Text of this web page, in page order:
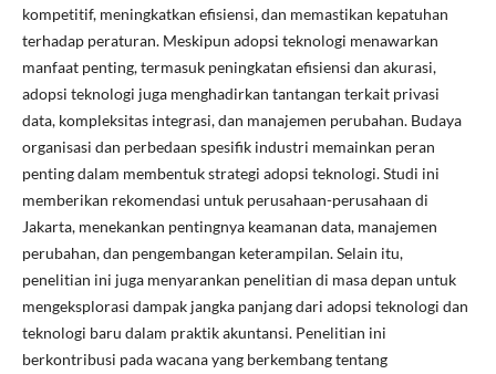
kompetitif, meningkatkan efisiensi, dan memastikan kepatuhan
terhadap peraturan. Meskipun adopsi teknologi menawarkan
manfaat penting, termasuk peningkatan efisiensi dan akurasi,
adopsi teknologi juga menghadirkan tantangan terkait privasi
data, kompleksitas integrasi, dan manajemen perubahan. Budaya
organisasi dan perbedaan spesifik industri memainkan peran
penting dalam membentuk strategi adopsi teknologi. Studi ini
memberikan rekomendasi untuk perusahaan-perusahaan di
Jakarta, menekankan pentingnya keamanan data, manajemen
perubahan, dan pengembangan keterampilan. Selain itu,
penelitian ini juga menyarankan penelitian di masa depan untuk
mengeksplorasi dampak jangka panjang dari adopsi teknologi dan
teknologi baru dalam praktik akuntansi. Penelitian ini
berkontribusi pada wacana yang berkembang tentang